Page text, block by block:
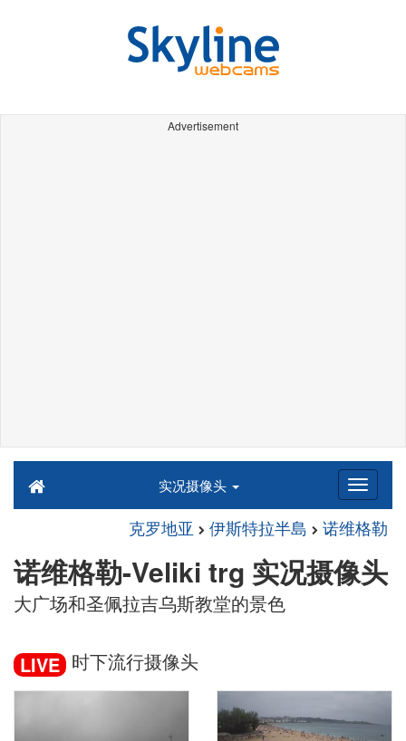
Advertisement
实况摄像头
克罗地亚 伊斯特拉半島 诺维格勒
诺维格勒-Veliki trg 实况摄像头
大广场和圣佩拉吉乌斯教堂的景色
LIVE 时下流行摄像头